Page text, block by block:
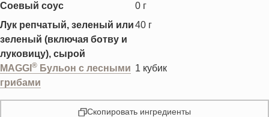
Соевый соус
0 г
Лук репчатый, зеленый или
зеленый (включая ботву и
луковицу), сырой
40 г
MAGGI ® Бульон с лесными
грибами
1 кубик
Скопировать ингредиенты